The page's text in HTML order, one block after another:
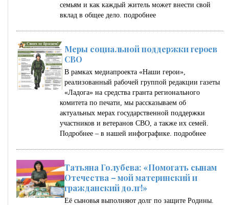
семьям и как каждый житель может внести свой
вклад в общее дело. подробнее
Меры социальной поддержки героев
СВО
В рамках медиапроекта «Наши герои»,
реализованный рабочей группой редакции газеты
«Ладога» на средства гранта регионального
комитета по печати, мы рассказываем об
актуальных мерах государственной поддержки
участников и ветеранов СВО, а также их семей.
Подробнее – в нашей инфографике. подробнее
Татьяна Голубева: «Помогать сынам
Отечества – мой материнский и
гражданский долг!»
Её сыновья выполняют долг по защите Родины.